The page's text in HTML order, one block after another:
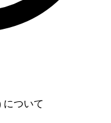
について